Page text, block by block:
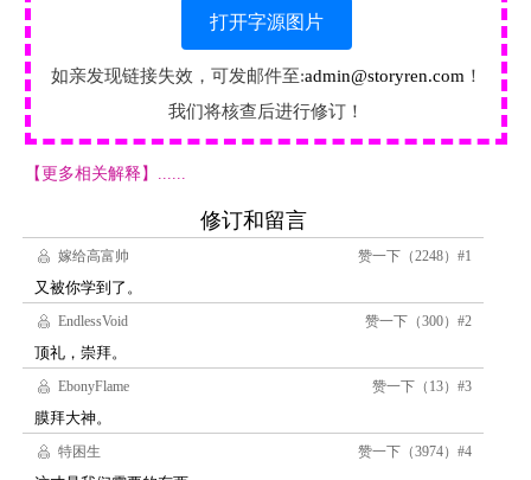
打开字源图片
如亲发现链接失效，可发邮件至:admin@storyren.com ！
我们将核查后进行修订！
【更多相关解释】......